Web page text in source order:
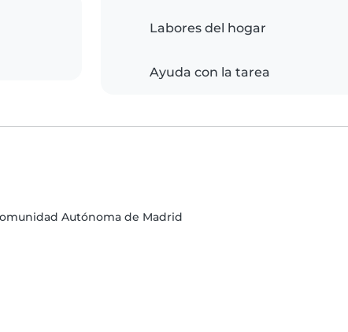
Labores del hogar
Ayuda con la tarea
Autónoma de Madrid